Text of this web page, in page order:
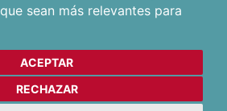
sean más relevantes para
ACEPTAR
RECHAZAR